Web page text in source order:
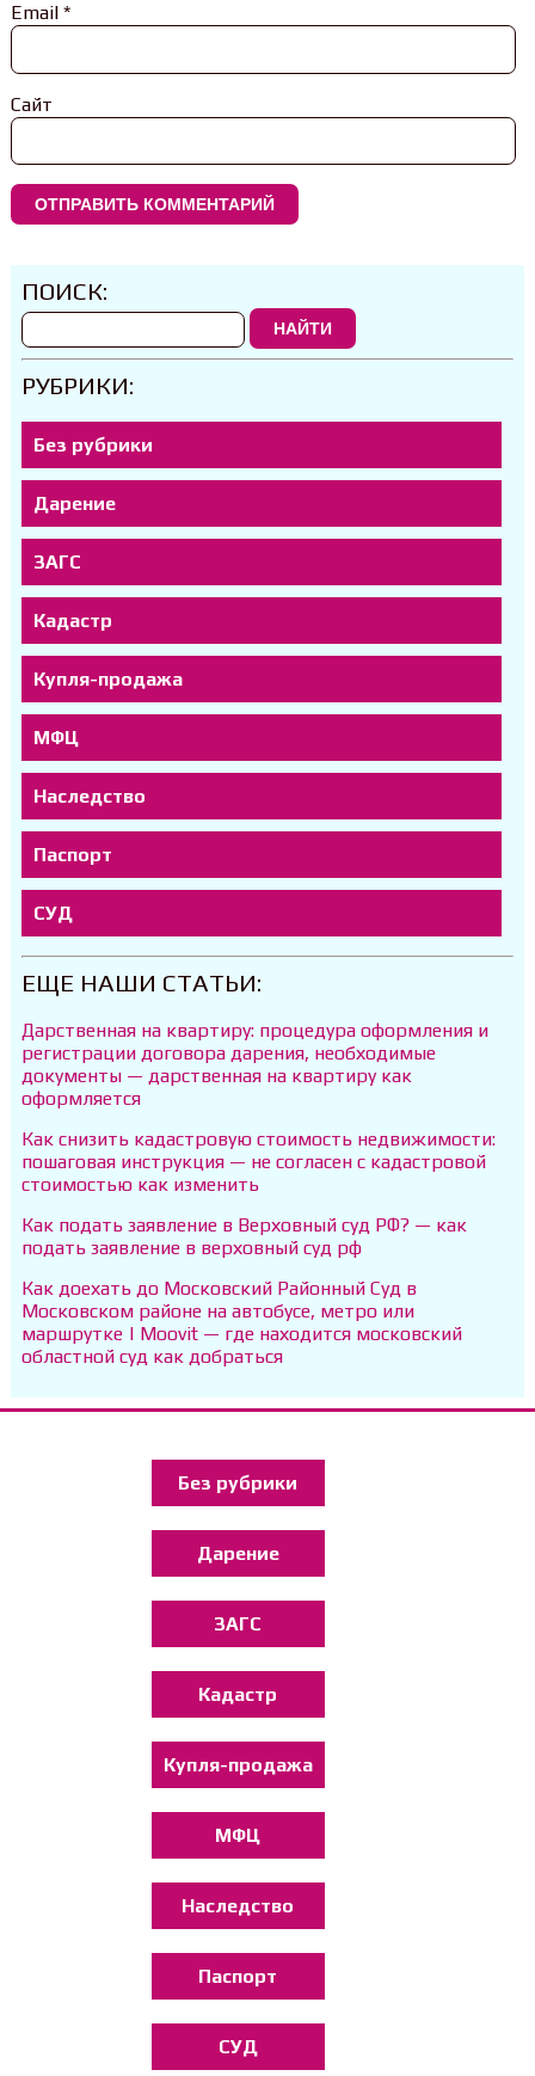
Email *
Сайт
ПОИСК:
НАЙТИ
РУБРИКИ:
Без рубрики
Дарение
ЗАГС
Кадастр
Купля-продажа
МФЦ
Наследство
Паспорт
СУД
ЕЩЕ НАШИ СТАТЬИ:
Дарственная на квартиру: процедура оформления и
регистрации договора дарения, необходимые
документы — дарственная на квартиру как
оформляется
Как снизить кадастровую стоимость недвижимости:
пошаговая инструкция — не согласен с кадастровой
стоимостью как изменить
Как подать заявление в Верховный суд РФ? — как
подать заявление в верховный суд рф
Как доехать до Московский Районный Суд в
Московском районе на автобусе, метро или
маршрутке | Moovit — где находится московский
областной суд как добраться
Без рубрики
Дарение
ЗАГС
Кадастр
Купля-продажа
МФЦ
Наследство
Паспорт
СУД